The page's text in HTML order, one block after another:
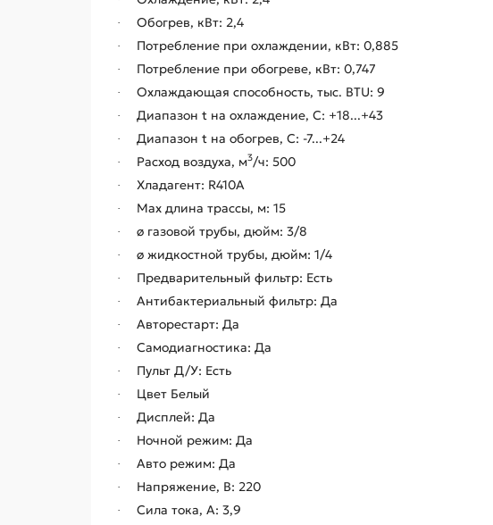
· Обогрев, кВт: 2,4
· Потребление при охлаждении, кВт: 0,885
· Потребление при обогреве, кВт: 0,747
· Охлаждающая способность, тыс. BTU: 9
· Диапазон t на охлаждение, С: +18...+43
· Диапазон t на обогрев, С: -7...+24
· Расход воздуха, м3/ч: 500
· Хладагент: R410A
· Max длина трассы, м: 15
· ø газовой трубы, дюйм: 3/8
· ø жидкостной трубы, дюйм: 1/4
· Предварительный фильтр: Есть
· Антибактериальный фильтр: Да
· Авторестарт: Да
· Самодиагностика: Да
· Пульт Д/У: Есть
· Цвет Белый
· Дисплей: Да
· Ночной режим: Да
· Авто режим: Да
· Напряжение, В: 220
·
Сила тока, А: 3,9